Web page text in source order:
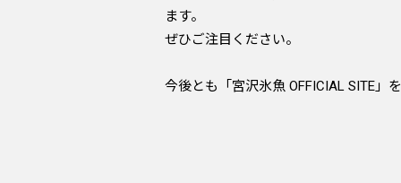
ます。
ぜひご注目ください。
今後とも「宮沢氷魚 OFFICIAL SITE」